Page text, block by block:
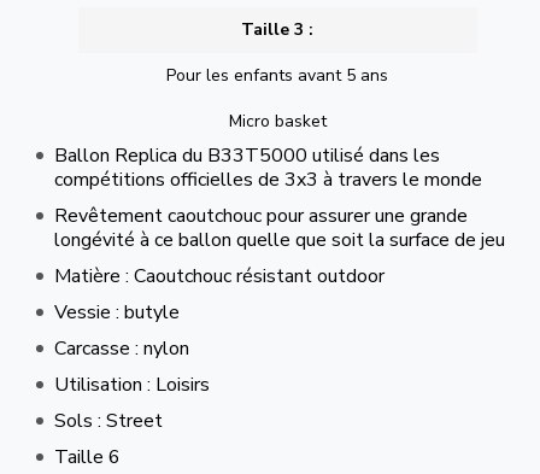
Taille 3 :
Pour les enfants avant 5 ans
Micro basket
Ballon Replica du B33T5000 utilisé dans les
compétitions officielles de 3x3 à travers le monde
Revêtement caoutchouc pour assurer une grande
longévité à ce ballon quelle que soit la surface de jeu
Matière : Caoutchouc résistant outdoor
Vessie : butyle
Carcasse : nylon
Utilisation : Loisirs
Sols : Street
Taille 6